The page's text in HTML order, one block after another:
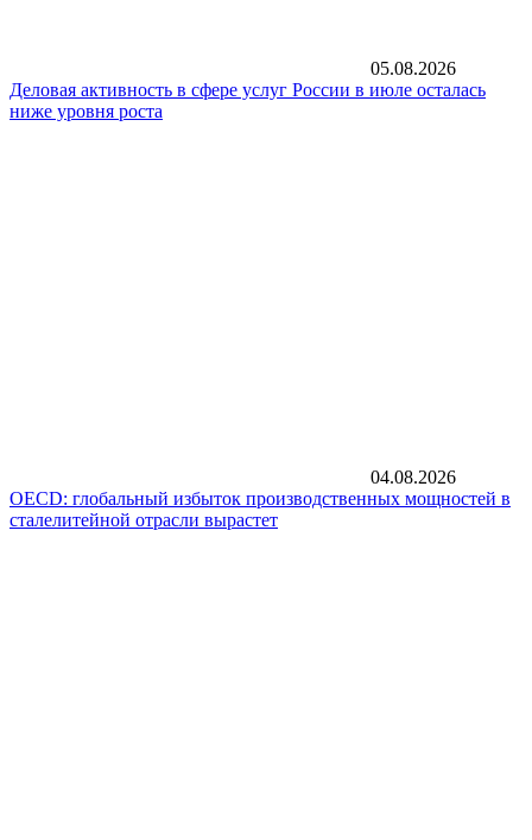
05.08.2026
Деловая активность в сфере услуг России в июле осталась
ниже уровня роста
04.08.2026
OECD: глобальный избыток производственных мощностей в
сталелитейной отрасли вырастет